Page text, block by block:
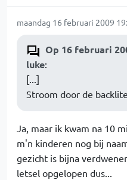
maandag 16 februari 2009
Op 16 februari
luke:
[...]
Stroom door de
Ja, maar ik kwam na 10
m'n kinderen nog bij
gezicht is bijna
letsel opgelopen dus...